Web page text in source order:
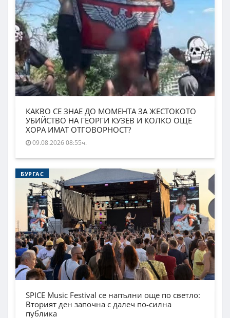
КАКВО СЕ ЗНАЕ ДО МОМЕНТА ЗА ЖЕСТОКОТО
УБИЙСТВО НА ГЕОРГИ КУЗЕВ И КОЛКО ОЩЕ
ХОРА ИМАТ ОТГОВОРНОСТ?
09.08.2026 08:55ч.
БУРГАС
SPICE Music Festival се напълни още по светло:
Вторият ден започна с далеч по-силна
публика